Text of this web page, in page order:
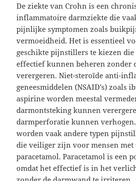
De ziekte van Crohn is een
inflammatoire darmziekte die
pijnlijke symptomen zoals
vermoeidheid. Het is essentieel
geschikte pijnstillers te kiezen
effectief kunnen beheren zonder
verergeren. Niet-steroïde anti-
geneesmiddelen (NSAID's) zoals
aspirine worden meestal
darmontsteking kunnen
darmperforatie kunnen
worden vaak andere typen
die veiliger zijn voor mensen met
paracetamol. Paracetamol is een
omdat het effectief is in het